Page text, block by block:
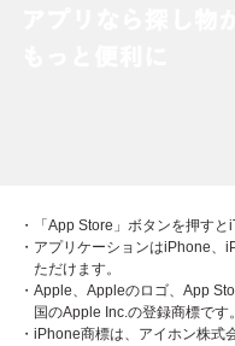
・「App Store」ボタンを押す
・アプリケーションはiPhone
ただけます。
・Apple、Appleのロゴ、App
国のApple Inc.の登録商標です。
・iPhone商標は、アイホン株式